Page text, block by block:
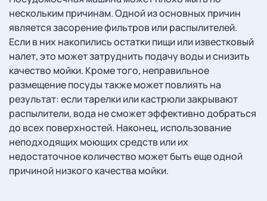
нескольким причинам. Одной из основных причин
является засорение фильтров или распылителей.
Если в них накопились остатки пищи или известковый
налет, это может затруднить подачу воды и снизить
качество мойки. Кроме того, неправильное
размещение посуды также может повлиять на
результат: если тарелки или кастрюли закрывают
распылители, вода не сможет эффективно добраться
до всех поверхностей. Наконец, использование
неподходящих моющих средств или их
недостаточное количество может быть еще одной
причиной низкого качества мойки.